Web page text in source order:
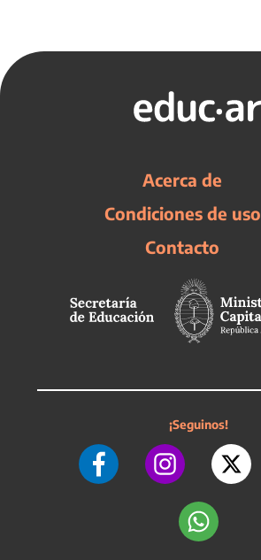
Acerca de
Condiciones de uso
Contacto
¡Seguinos!